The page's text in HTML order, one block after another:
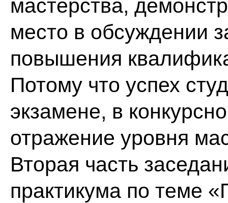
мастерства,
место в обсуждении
повышения
Потому что успех
экзамене, в
отражение уровня
Вторая часть
практикума по теме